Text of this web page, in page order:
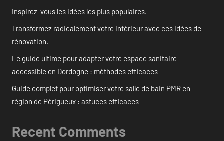
Inspirez-vous les idées les plus populaires.
Transformez radicalement votre intérieur avec ces idées de
rénovation.
Le guide ultime pour adapter votre espace sanitaire
accessible en Dordogne : méthodes efficaces
Guide complet pour optimiser votre salle de bain PMR en
région de Périgueux : astuces efficaces
Recent Comments